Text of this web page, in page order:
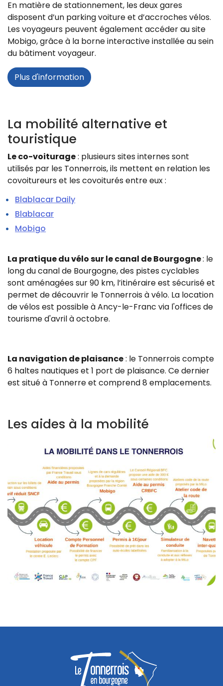
En matière de stationnement, les deux gares
disposent d’un parking voiture et d’accroches vélos.
Les voyageurs peuvent également accéder au site
Mobigo, grâce à la borne interactive installée au sein
du bâtiment voyageur.
Plus d'information
La mobilité alternative et
touristique
Le co-voiturage: plusieurs sites internes sont
utilisés par les Tonnerrois, ils mettent en relation les
covoitureurs et les covoiturés entre eux :
Blablacar Daily
Blablacar
Mobigo
La pratique du vélo sur le canal de Bourgogne: le
long du canal de Bourgogne, des pistes cyclables
sont aménagées sur 90 km, l’itinéraire est sécurisé et
permet de découvrir le Tonnerrois à vélo. La location
de vélos est possible à Ancy-le-Franc via l'offices de
tourisme d'avril à octobre.
La navigation de plaisance: le Tonnerrois compte
6 haltes nautiques et 1 port de plaisance. Ce dernier
est situé à Tonnerre et comprend 8 emplacements.
Les aides à la mobilité